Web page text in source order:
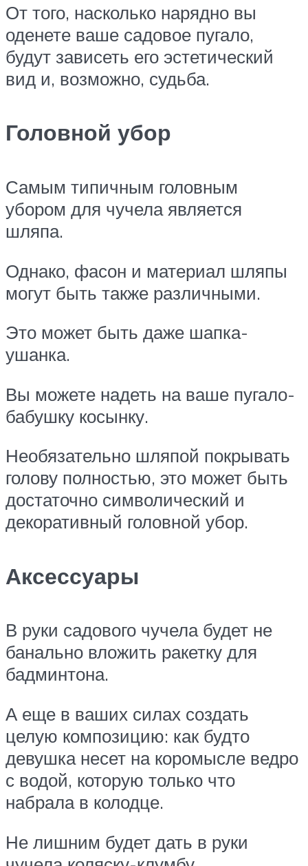
От того, насколько нарядно вы
оденете ваше садовое пугало,
будут зависеть его эстетический
вид и, возможно, судьба.
Головной убор
Самым типичным головным
убором для чучела является
шляпа.
Однако, фасон и материал шляпы
могут быть также различными.
Это может быть даже шапка-
ушанка.
Вы можете надеть на ваше пугало-
бабушку косынку.
Необязательно шляпой покрывать
голову полностью, это может быть
достаточно символический и
декоративный головной убор.
Аксессуары
В руки садового чучела будет не
банально вложить ракетку для
бадминтона.
А еще в ваших силах создать
целую композицию: как будто
девушка несет на коромысле ведро
с водой, которую только что
набрала в колодце.
Не лишним будет дать в руки